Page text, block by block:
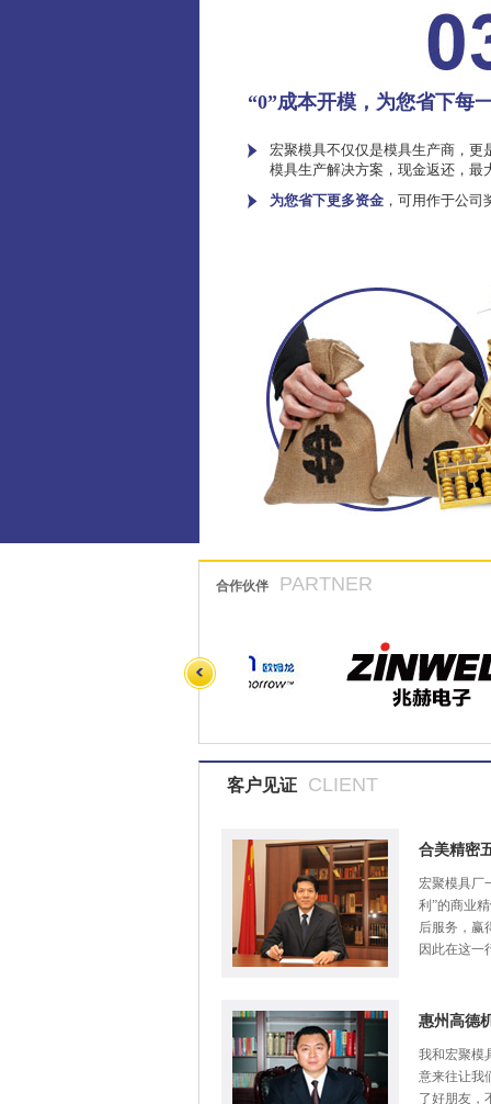
“0”成本开模，为您省下每
宏聚模具不仅仅是模具生产商，更
模具生产解决方案，现金返还，最
为您省下更多资金 ，可用作于公
合作伙伴 PARTNER
客户见证 CLIENT
合美精密
宏聚模具厂
利”的商业
后服务，赢
因此在这一
惠州高德
我和宏聚模
意来往让我
了好朋友，